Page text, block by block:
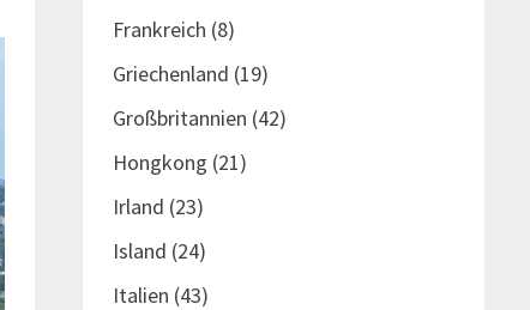
Frankreich (8)
Griechenland (19)
Großbritannien (42)
Hongkong (21)
Irland (23)
Island (24)
Italien (43)